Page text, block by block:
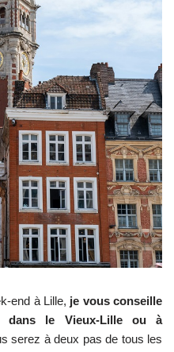
end à Lille, je vous conseille
dans le Vieux-Lille ou à
serez à deux pas de tous les